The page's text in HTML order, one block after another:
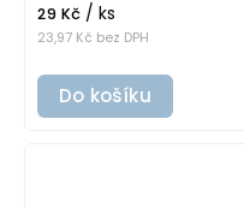
23,97 Kč bez DPH
29 Kč / ks
Do košíku